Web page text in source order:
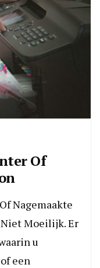
Of
Nagemaakte
Moeilijk. Er
u
een